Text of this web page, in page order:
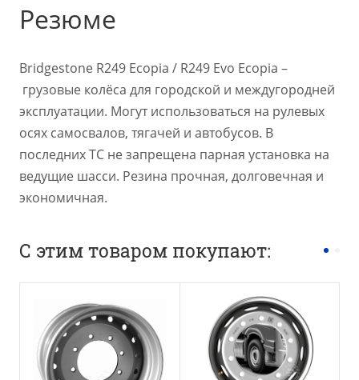
Резюме
Bridgestone R249 Ecopia / R249 Evo Ecopia –
грузовые колёса для городской и междугородней
эксплуатации. Могут использоваться на рулевых
осях самосвалов, тягачей и автобусов. В
последних ТС не запрещена парная установка на
ведущие шасси. Резина прочная, долговечная и
экономичная.
С этим товаром покупают: